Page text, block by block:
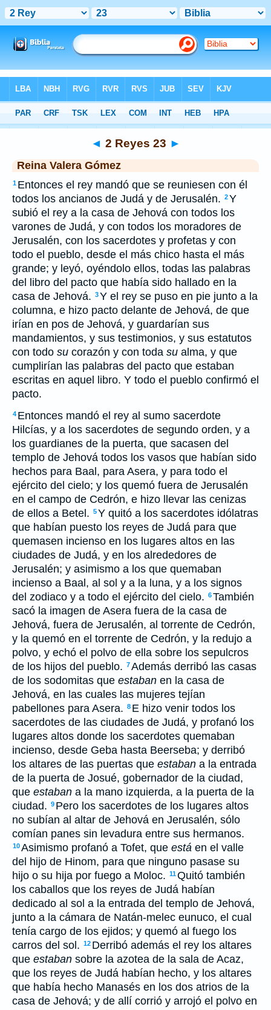
>RVG> 2 Reyes 23
◄ 2 Reyes 23 ►
Reina Valera Gómez
1 Entonces el rey mandó que se reuniesen con él
todos los ancianos de Judá y de Jerusalén. 2Y
subió el rey a la casa de Jehová con todos los
varones de Judá, y con todos los moradores de
Jerusalén, con los sacerdotes y profetas y con
todo el pueblo, desde el más chico hasta el más
grande; y leyó, oyéndolo ellos, todas las palabras
del libro del pacto que había sido hallado en la
casa de Jehová. 3Y el rey se puso en pie junto a la
columna, e hizo pacto delante de Jehová, de que
irían en pos de Jehová, y guardarían sus
mandamientos, y sus testimonios, y sus estatutos
con todo su corazón y con toda su alma, y que
cumplirían las palabras del pacto que estaban
escritas en aquel libro. Y todo el pueblo confirmó el
pacto.
4 Entonces mandó el rey al sumo sacerdote
Hilcías, y a los sacerdotes de segundo orden, y a
los guardianes de la puerta, que sacasen del
templo de Jehová todos los vasos que habían sido
hechos para Baal, para Asera, y para todo el
ejército del cielo; y los quemó fuera de Jerusalén
en el campo de Cedrón, e hizo llevar las cenizas
de ellos a Betel. 5Y quitó a los sacerdotes idólatras
que habían puesto los reyes de Judá para que
quemasen incienso en los lugares altos en las
ciudades de Judá, y en los alrededores de
Jerusalén; y asimismo a los que quemaban
incienso a Baal, al sol y a la luna, y a los signos
del zodiaco y a todo el ejército del cielo. 6También
sacó la imagen de Asera fuera de la casa de
Jehová, fuera de Jerusalén, al torrente de Cedrón,
y la quemó en el torrente de Cedrón, y la redujo a
polvo, y echó el polvo de ella sobre los sepulcros
de los hijos del pueblo. 7Además derribó las casas
de los sodomitas que estaban en la casa de
Jehová, en las cuales las mujeres tejían
pabellones para Asera. 8 E hizo venir todos los
sacerdotes de las ciudades de Judá, y profanó los
lugares altos donde los sacerdotes quemaban
incienso, desde Geba hasta Beerseba; y derribó
los altares de las puertas que estaban a la entrada
de la puerta de Josué, gobernador de la ciudad,
que estaban a la mano izquierda, a la puerta de la
ciudad. 9 Pero los sacerdotes de los lugares altos
no subían al altar de Jehová en Jerusalén, sólo
comían panes sin levadura entre sus hermanos.
10Asimismo profanó a Tofet, que está en el valle
del hijo de Hinom, para que ninguno pasase su
hijo o su hija por fuego a Moloc. 11Quitó también
los caballos que los reyes de Judá habían
dedicado al sol a la entrada del templo de Jehová,
junto a la cámara de Natán-melec eunuco, el cual
tenía cargo de los ejidos; y quemó al fuego los
carros del sol. 12 Derribó además el rey los altares
que estaban sobre la azotea de la sala de Acaz,
que los reyes de Judá habían hecho, y los altares
que había hecho Manasés en los dos atrios de la
casa de Jehová; y de allí corrió y arrojó el polvo en